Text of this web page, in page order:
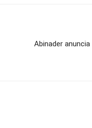
Abinader